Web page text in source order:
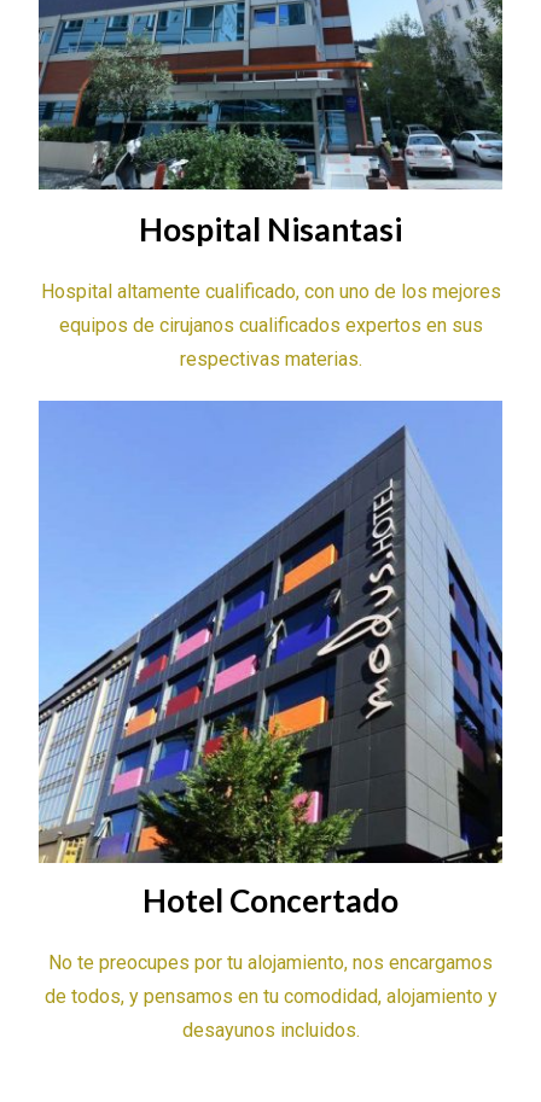
Hospital Nisantasi
Hospital altamente cualificado, con uno de los mejores
equipos de cirujanos cualificados expertos en sus
respectivas materias.
Hotel Concertado
No te preocupes por tu alojamiento, nos encargamos
de todos, y pensamos en tu comodidad, alojamiento y
desayunos incluidos.